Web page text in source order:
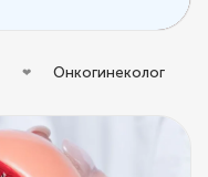
Онкогинеколог